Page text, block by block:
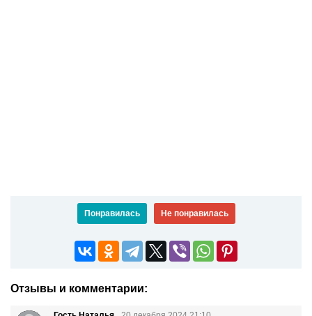
Понравилась Не понравилась
Отзывы и комментарии: